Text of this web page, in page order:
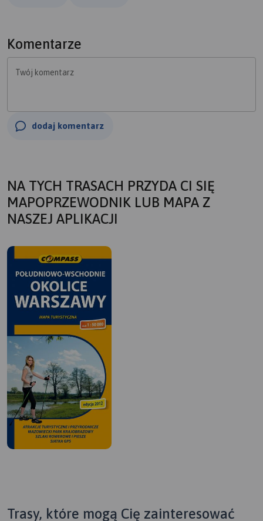
Komentarze
Twój komentarz
dodaj komentarz
NA TYCH TRASACH PRZYDA CI SIĘ
MAPOPRZEWODNIK LUB MAPA Z
NASZEJ APLIKACJI
Trasy, które mogą Cię zainteresować